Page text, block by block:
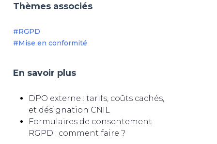
Thèmes associés
#RGPD
#Mise en conformité
En savoir plus
DPO externe : tarifs, coûts cachés,
et désignation CNIL
Formulaires de consentement
RGPD : comment faire ?